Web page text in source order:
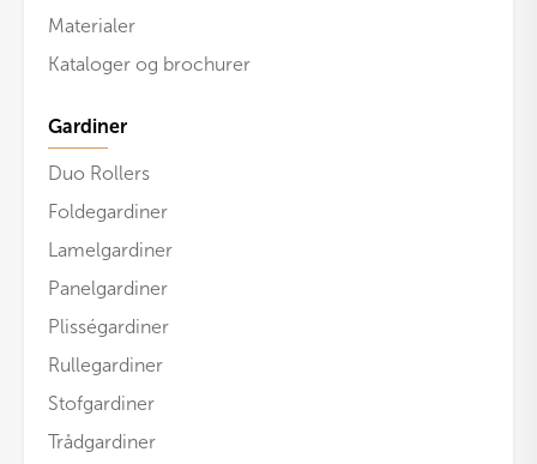
Materialer
Kataloger og brochurer
Gardiner
Duo Rollers
Foldegardiner
Lamelgardiner
Panelgardiner
Plisségardiner
Rullegardiner
Stofgardiner
Trådgardiner